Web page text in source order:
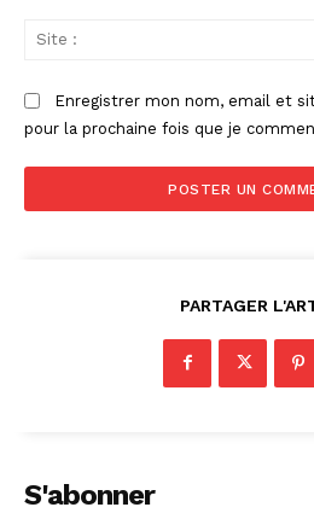
Enregistrer mon nom, email et
pour la prochaine fois que je
PARTAGER
S'abonner